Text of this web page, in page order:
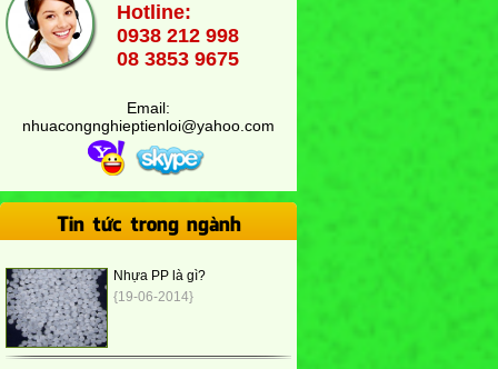
Hotline:
0938 212 998
08 3853 9675
Email:
nhuacongnghieptienloi@yahoo.com
Tin tức trong ngành
Nhựa PP là gì?
{19-06-2014}